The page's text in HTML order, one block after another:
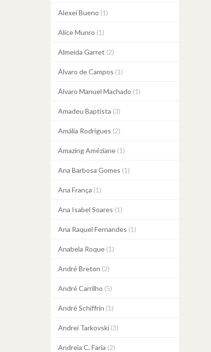
Alexei Bueno (1)
Alice Munro (1)
Almeida Garret (2)
Álvaro de Campos (1)
Álvaro Manuel Machado (1)
Amadeu Baptista (3)
Amália Rodrigues (2)
Amazing Améziane (1)
Ana Barbosa Gomes (1)
Ana França (1)
Ana Isabel Soares (1)
Ana Raquel Fernandes (1)
Anabela Roque (1)
André Breton (2)
André Carrilho (5)
André Schiffrin (1)
Andrei Tarkovski (3)
Andreia C. Faria (2)